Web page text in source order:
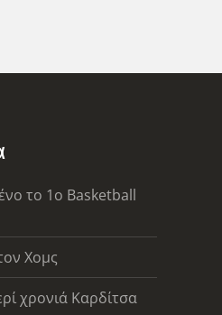
το 1ο Basketball
Χομς
χρονιά Καρδίτσα